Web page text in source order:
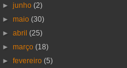
►junho(2)
►maio(30)
►abril(25)
►março(18)
►fevereiro(5)